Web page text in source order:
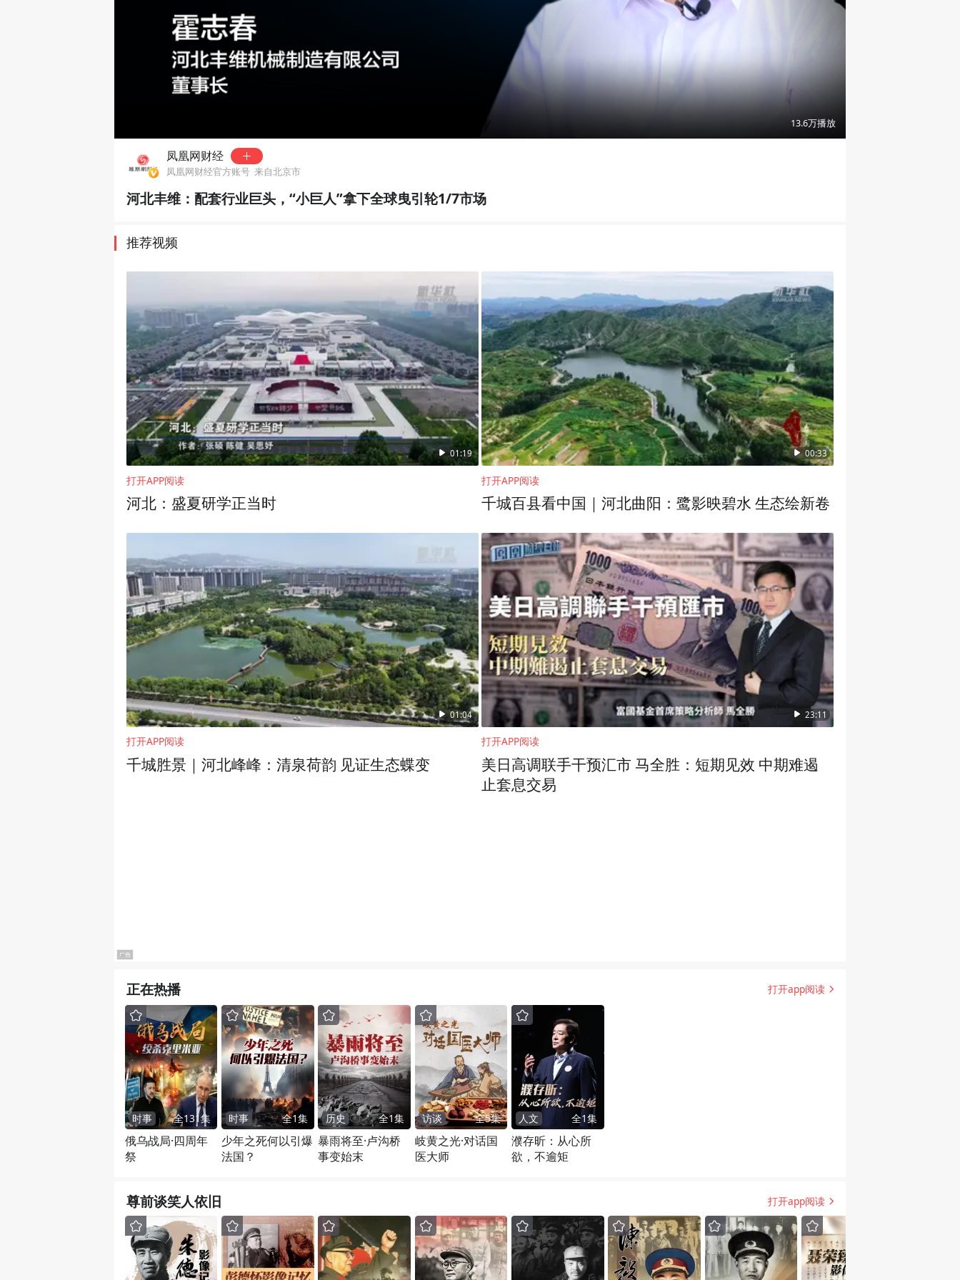
15:28
13.6万播放
凤凰网财经
凤凰网财经官方账号 来自北京市
河北丰维：配套行业巨头，“小巨人”拿下全球曳引轮1/7市场
推荐视频
01:19
打开APP阅读
河北：盛夏研学正当时
00:33
打开APP阅读
千城百县看中国｜河北曲阳：鹭影映碧水 生态绘新卷
01:04
打开APP阅读
千城胜景｜河北峰峰：清泉荷韵 见证生态蝶变
23:11
打开APP阅读
美日高调联手干预汇市 马全胜：短期见效 中期难遏
止套息交易
正在热播 打开app阅读
时事 全131集
俄乌战局·四周年
祭
时事 全1集
少年之死何以引爆
法国？
历史 全1集
暴雨将至·卢沟桥
事变始末
访谈 全5集
岐黄之光·对话国
医大师
人文 全1集
濮存昕：从心所
欲，不逾矩
尊前谈笑人依旧 打开app阅读